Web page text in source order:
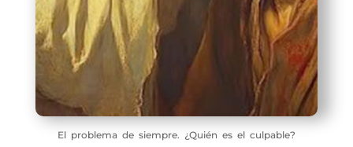
El problema de siempre. ¿Quién es el culpable?